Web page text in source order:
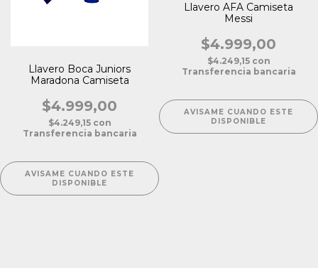
Llavero Boca Juniors
Maradona Camiseta
$4.999,00
$4.249,15 con
Transferencia bancaria
AVISAME CUANDO ESTE
DISPONIBLE
Llavero AFA Camiseta
Messi
$4.999,00
$4.249,15 con
Transferencia bancaria
AVISAME CUANDO ESTE
DISPONIBLE